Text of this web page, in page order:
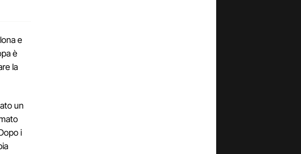
e
è
la
un
i